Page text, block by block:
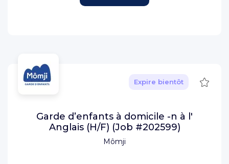
Mômji
Expire bientôt
Garde d’enfants à domicile -n à l'
Anglais (H/F) (Job #202599)